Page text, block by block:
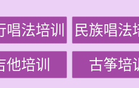
唱法培训 民族唱法
他培训 古筝培